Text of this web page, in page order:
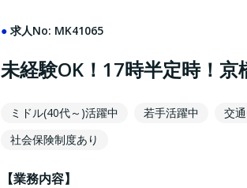
求人No: MK41065
未経験OK！17時半定時！
ミドル(40代～)活躍中 若手活躍中
交
社会保険制度あり
【業務内容】